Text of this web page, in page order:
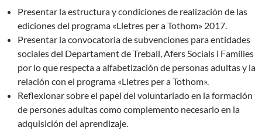
Presentar la estructura y condiciones de realización de las
ediciones del programa «Lletres per a Tothom» 2017.
Presentar la convocatoria de subvenciones para entidades
sociales del Departament de Treball, Afers Socials i Famílies
por lo que respecta a alfabetización de personas adultas y la
relación con el programa «Lletres per a Tothom».
Reflexionar sobre el papel del voluntariado en la formación
de persones adultas como complemento necesario en la
adquisición del aprendizaje.